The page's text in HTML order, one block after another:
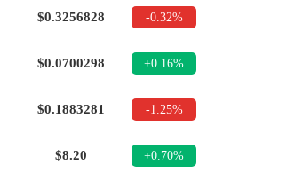
$0.3256828 -0.32%
$0.0700298 +0.16%
$0.1883281 -1.25%
$8.20 +0.70%